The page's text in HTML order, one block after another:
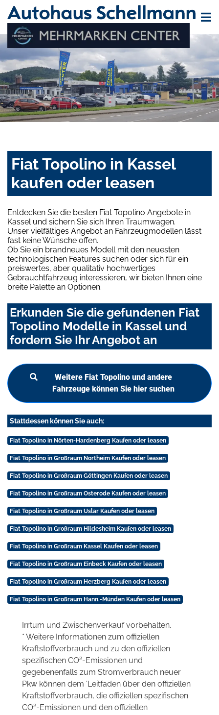
Fiat Topolino in Kassel
kaufen oder leasen
Entdecken Sie die besten Fiat Topolino Angebote in
Kassel und sichern Sie sich Ihren Traumwagen.
Unser vielfältiges Angebot an Fahrzeugmodellen lässt
fast keine Wünsche offen.
Ob Sie ein brandneues Modell mit den neuesten
technologischen Features suchen oder sich für ein
preiswertes, aber qualitativ hochwertiges
Gebrauchtfahrzeug interessieren, wir bieten Ihnen eine
breite Palette an Optionen.
Erkunden Sie die gefundenen Fiat
Topolino Modelle in Kassel und
fordern Sie Ihr Angebot an
Weitere Fiat Topolino und andere
Fahrzeuge können Sie hier suchen
Stattdessen können Sie auch:
Fiat Topolino in Nörten-Hardenberg Kaufen oder leasen
Fiat Topolino in Großraum Northeim Kaufen oder leasen
Fiat Topolino in Großraum Göttingen Kaufen oder leasen
Fiat Topolino in Großraum Osterode Kaufen oder leasen
Fiat Topolino in Großraum Uslar Kaufen oder leasen
Fiat Topolino in Großraum Hildesheim Kaufen oder leasen
Fiat Topolino in Großraum Kassel Kaufen oder leasen
Fiat Topolino in Großraum Einbeck Kaufen oder leasen
Fiat Topolino in Großraum Herzberg Kaufen oder leasen
Fiat Topolino in Großraum Hann.-Münden Kaufen oder leasen
Irrtum und Zwischenverkauf vorbehalten.
* Weitere Informationen zum offiziellen
Kraftstoffverbrauch und zu den offiziellen
spezifischen CO2-Emissionen und
gegebenenfalls zum Stromverbrauch neuer
Pkw können dem 'Leitfaden über den offiziellen
Kraftstoffverbrauch, die offiziellen spezifischen
CO2-Emissionen und den offiziellen